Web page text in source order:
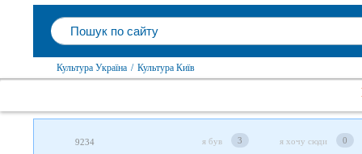
Культура Україна / Культура Київ
9234 я був 3 я хочу сюди 0